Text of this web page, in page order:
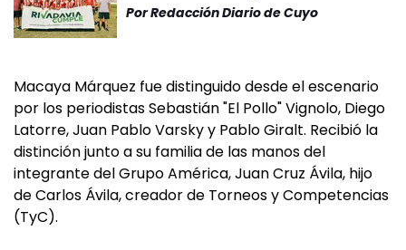
PorRedacción Diario de Cuyo
Macaya Márquez fue distinguido desde el escenario
por los periodistas Sebastián "El Pollo" Vignolo, Diego
Latorre, Juan Pablo Varsky y Pablo Giralt. Recibió la
distinción junto a su familia de las manos del
integrante del Grupo América, Juan Cruz Ávila, hijo
de Carlos Ávila, creador de Torneos y Competencias
(TyC).